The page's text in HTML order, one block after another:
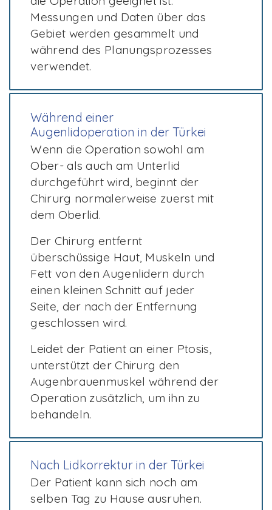
Messungen und Daten über das
Gebiet werden gesammelt und
während des Planungsprozesses
verwendet.
Während einer
Augenlidoperation in der Türkei
Wenn die Operation sowohl am
Ober- als auch am Unterlid
durchgeführt wird, beginnt der
Chirurg normalerweise zuerst mit
dem Oberlid.
Der Chirurg entfernt
überschüssige Haut, Muskeln und
Fett von den Augenlidern durch
einen kleinen Schnitt auf jeder
Seite, der nach der Entfernung
geschlossen wird.
Leidet der Patient an einer Ptosis,
unterstützt der Chirurg den
Augenbrauenmuskel während der
Operation zusätzlich, um ihn zu
behandeln.
Nach Lidkorrektur in der Türkei
Der Patient kann sich noch am
selben Tag zu Hause ausruhen.